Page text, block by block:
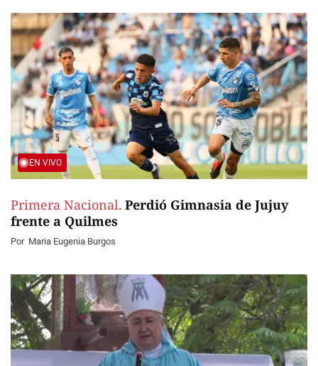
EN VIVO
Primera Nacional. Perdió Gimnasia de Jujuy
frente a Quilmes
Por Maria Eugenia Burgos